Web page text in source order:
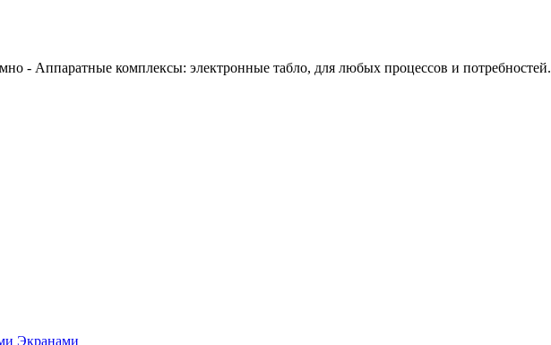
- Аппаратные комплексы: электронные табло, для любых процессов и потребностей.
Экранами